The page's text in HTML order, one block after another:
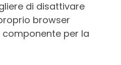
di disattivare
browser
componente per la